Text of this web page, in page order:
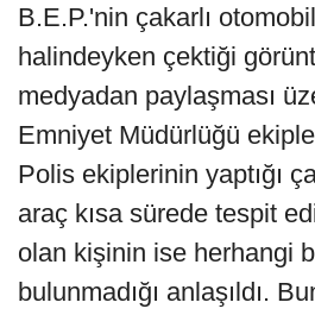
B.E.P.'nin çakarlı
halindeyken çektiği
medyadan paylaşması
Emniyet Müdürlüğü
Polis ekiplerinin yaptığı
araç kısa sürede tespit
olan kişinin ise herhangi
bulunmadığı anlaşıldı.